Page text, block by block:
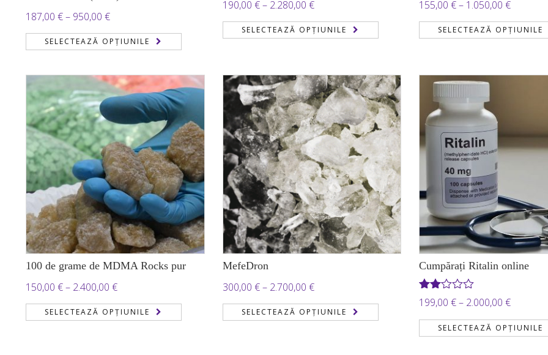
187,00 €– 950,00 €Interval
de
prețuri:
până
la
950,00 €
SELECTEAZĂ OPȚIUNILE
190,00 € – 2.280,00 €Interval
de
prețuri:
până
la
2.280,00 €
SELECTEAZĂ OPȚIUNILE
155,00 €– 1.050,00 €Interval
de
prețuri:
până
SELECTEAZĂ OPȚIUNILE
100 de grame de MDMA Rocks pur
150,00 €– 2.400,00 €Interval
de
prețuri:
SELECTEAZĂ OPȚIUNILE
MefeDron
300,00 € – 2.700,00 €Interval
de
prețuri:
SELECTEAZĂ OPȚIUNILE
Cumpărați Ritalin online
Evaluat
la
2.00
5
199,00 €– 2.000,00 €Interval
de
prețuri:
SELECTEAZĂ OPȚIUNILE